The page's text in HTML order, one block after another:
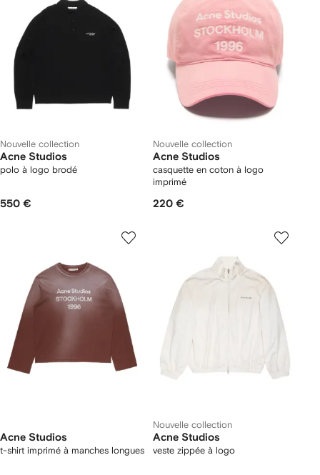
Nouvelle collection
Acne Studios
polo à logo brodé
550 €
Nouvelle collection
Acne Studios
casquette en coton à logo
imprimé
220 €
Acne Studios
t-shirt imprimé à manches longues
Nouvelle collection
Acne Studios
veste zippée à logo